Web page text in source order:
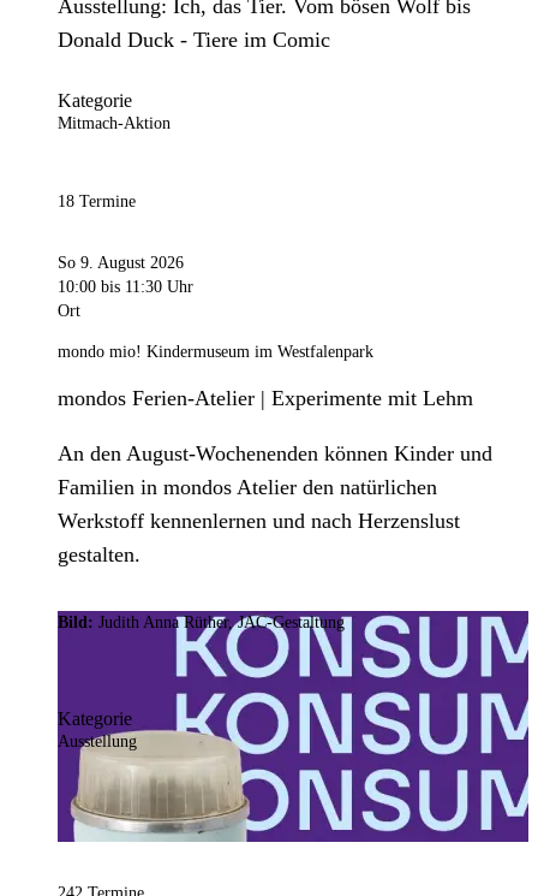
Ausstellung: Ich, das Tier. Vom bösen Wolf bis
Donald Duck - Tiere im Comic
Kategorie
Mitmach-Aktion
18 Termine
So 9. August 2026
10:00 bis 11:30 Uhr
Ort
mondo mio! Kindermuseum im Westfalenpark
mondos Ferien-Atelier | Experimente mit Lehm
An den August-Wochenenden können Kinder und
Familien in mondos Atelier den natürlichen
Werkstoff kennenlernen und nach Herzenslust
gestalten.
Bild: Judith Anna Rüther, JAC-Gestaltung
Kategorie
Ausstellung